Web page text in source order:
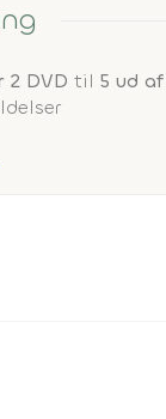
2 DVD til 5 ud af